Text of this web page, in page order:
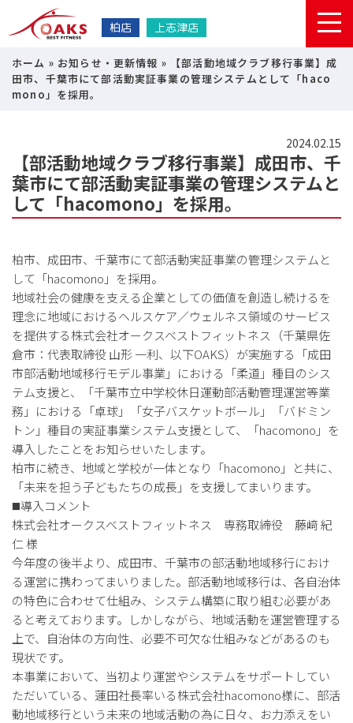
柏店 上志津店
ホーム » お知らせ・更新情報 »
【部活動地域クラブ移行事業】成
田市、千葉市にて部活動実証事業の管理システムとして「haco
mono」を採用。
2024.02.15
【部活動地域クラブ移行事業】成田市、千
葉市にて部活動実証事業の管理システムと
して「hacomono」を採用。
柏市、成田市、千葉市にて部活動実証事業の管理システムと
して「hacomono」を採用。
地域社会の健康を支える企業としての価値を創造し続けるを
理念に地域におけるヘルスケア／ウェルネス領域のサービス
を提供する株式会社オークスベストフィットネス（千葉県佐
倉市：代表取締役 山形 一利、以下OAKS）が実施する「成田
市部活動地域移行モデル事業」における「柔道」種目のシス
テム支援と、「千葉市立中学校休日運動部活動管理運営等業
務」における「卓球」「女子バスケットボール」「バドミン
トン」種目の実証事業システム支援として、「hacomono」を
導入したことをお知らせいたします。
柏市に続き、地域と学校が一体となり「hacomono」と共に、
「未来を担う子どもたちの成長」を支援してまいります。
◼️導入コメント
株式会社オークスベストフィットネス 専務取締役 藤﨑 紀
仁 様
今年度の後半より、成田市、千葉市の部活動地域移行におけ
る運営に携わってまいりました。部活動地域移行は、各自治体
の特色に合わせて仕組み、システム構築に取り組む必要があ
ると考えております。しかしながら、地域活動を運営管理する
上で、自治体の方向性、必要不可欠な仕組みなどがあるのも
現状です。
本事業において、当初より運営やシステムをサポートしてい
ただいている、蓮田社長率いる株式会社hacomono様に、部活
動地域移行という未来の地域活動の為に日々、お力添えをい